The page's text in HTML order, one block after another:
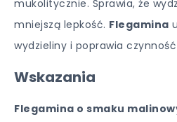
mukolitycznie. Sprawia, że
mniejszą lepkość. Flegamina
wydzieliny i poprawia
Wskazania
Flegamina o smaku